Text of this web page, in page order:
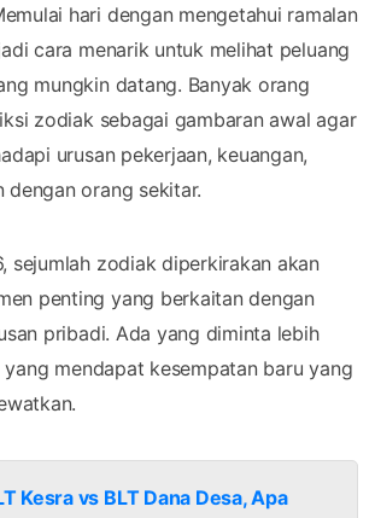
hari dengan mengetahui ramalan
cara menarik untuk melihat peluang
mungkin datang. Banyak orang
zodiak sebagai gambaran awal agar
urusan pekerjaan, keuangan,
dengan orang sekitar.
sejumlah zodiak diperkirakan akan
penting yang berkaitan dengan
pribadi. Ada yang diminta lebih
mendapat kesempatan baru yang
Kesra vs BLT Dana Desa, Apa